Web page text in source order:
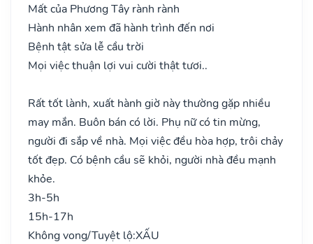
Mất của Phương Tây rành rành
Hành nhân xem đã hành trình đến nơi
Bệnh tật sửa lễ cầu trời
Mọi việc thuận lợi vui cười thật tươi..
Rất tốt lành, xuất hành giờ này thường gặp nhiều
may mắn. Buôn bán có lời. Phụ nữ có tin mừng,
người đi sắp về nhà. Mọi việc đều hòa hợp, trôi chảy
tốt đẹp. Có bệnh cầu sẽ khỏi, người nhà đều mạnh
khỏe.
3h-5h
15h-17h
Không vong/Tuyệt lộ:XẤU